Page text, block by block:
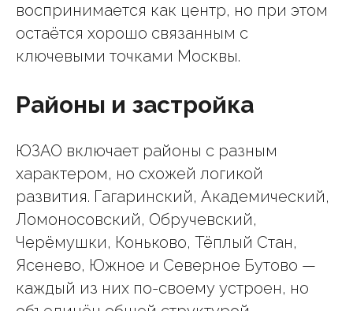
воспринимается как центр, но при этом
остаётся хорошо связанным с
ключевыми точками Москвы.
Районы и застройка
ЮЗАО включает районы с разным
характером, но схожей логикой
развития. Гагаринский, Академический,
Ломоносовский, Обручевский,
Черёмушки, Коньково, Тёплый Стан,
Ясенево, Южное и Северное Бутово —
каждый из них по-своему устроен, но